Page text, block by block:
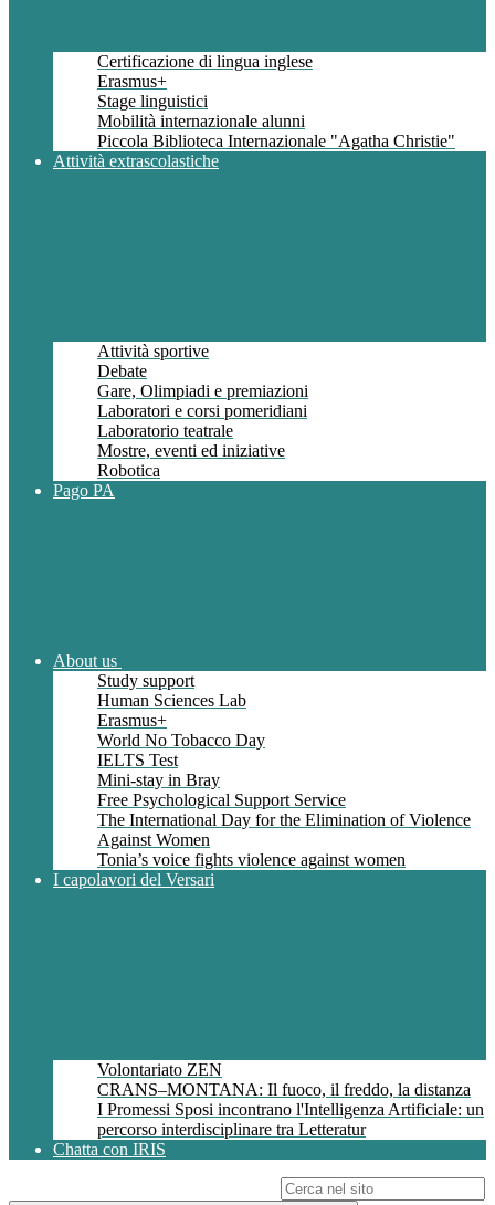
Certificazione di lingua inglese
Erasmus+
Stage linguistici
Mobilità internazionale alunni
Piccola Biblioteca Internazionale "Agatha Christie"
Attività extrascolastiche
Attività sportive
Debate
Gare, Olimpiadi e premiazioni
Laboratori e corsi pomeridiani
Laboratorio teatrale
Mostre, eventi ed iniziative
Robotica
Pago PA
About us
Study support
Human Sciences Lab
Erasmus+
World No Tobacco Day
IELTS Test
Mini-stay in Bray
Free Psychological Support Service
The International Day for the Elimination of Violence
Against Women
Tonia’s voice fights violence against women
I capolavori del Versari
Volontariato ZEN
CRANS–MONTANA: Il fuoco, il freddo, la distanza
I Promessi Sposi incontrano l'Intelligenza Artificiale: un
percorso interdisciplinare tra Letteratur
Chatta con IRIS